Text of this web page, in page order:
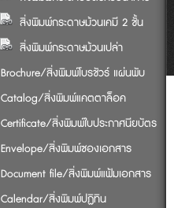
สิ่งพิมพ์กระดาษม้วนเคมี 2 ชั้น
สิ่งพิมพ์กระดาษม้วนเปล่า
Brochure/สิ่งพิมพ์โบรชัวร์ แผ่นพับ
Catalog/สิ่งพิมพ์แคตตาล็อค
Certificate/สิ่งพิมพ์ใบประกาศนียบัตร
Envelope/สิ่งพิมพ์ซองเอกสาร
Document file/สิ่งพิมพ์แฟ้มเอกสาร
Calendar/สิ่งพิมพ์ปฏิทิน